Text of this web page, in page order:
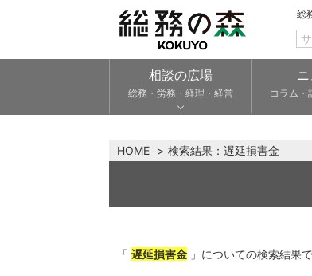
総
相談の広場
総務・労務・経理・経営 コラム・
HOME 検索結果： 遅延損害金
「 遅延損害金 」についての検索結果で